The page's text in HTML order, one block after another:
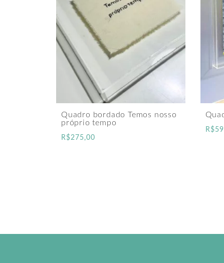
Quadro bordado Temos nosso
próprio tempo
R$275,00
R$